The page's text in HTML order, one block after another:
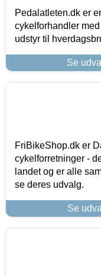
Pedalatleten.dk er
cykelforhandler
udstyr til
Se
FriBikeShop.dk er
cykelforretninger -
landet og er alle
se deres udvalg.
Se